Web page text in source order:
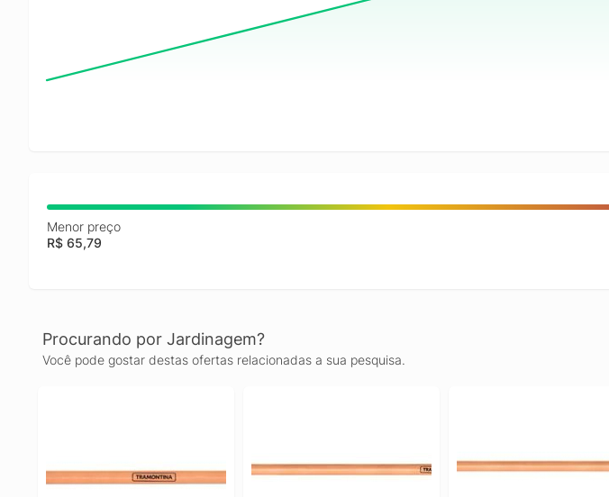
Menor preço
R$ 65,79
Procurando por Jardinagem?
Você pode gostar destas ofertas relacionadas a sua pesquisa.